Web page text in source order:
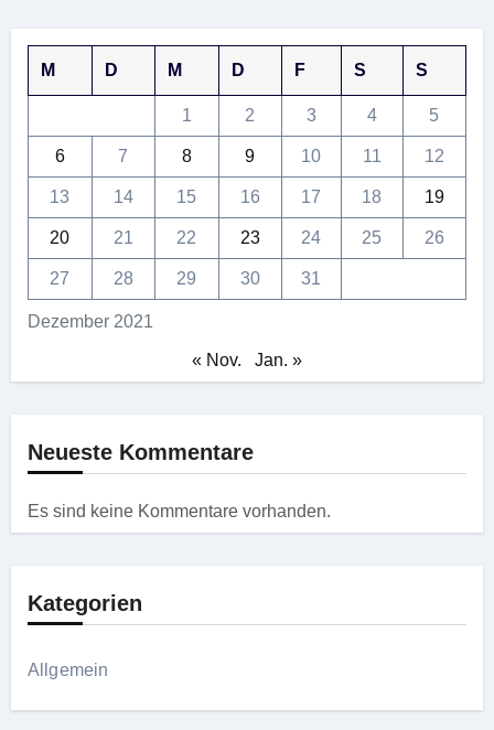
Dezember 2021
M D M D F S S
1 2 3 4 5
6 7 8 9 10 11 12
13 14 15 16 17 18 19
20 21 22 23 24 25 26
27 28 29 30 31
« Nov. Jan. »
Neueste Kommentare
Es sind keine Kommentare vorhanden.
Kategorien
Allgemein